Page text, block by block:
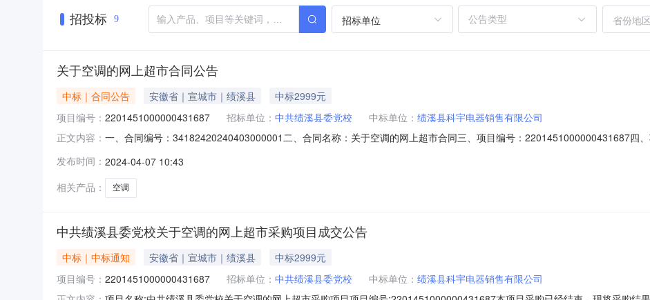
招投标 9 招标单位 省份地区
关于空调的网上超市合同公告
中标｜合同公告 安徽省｜宣城市｜绩溪县
中标2999元
项目编号： 2201451000000431687 招标单位： 中共绩溪县委党校 中标单位： 绩溪县科宇电器销售有限公司
正文内容： 一、合同编号：34182420240403000001二、合同名称：关于空调的网上超市合同三、项目编号：2201451000000431687四
县安徽省宣城市绩溪县华阳镇龙川大道5号楼20号联系方式：13605637576六、合同主体信息1.主要标的信息：主要标的名称：
发布时间： 2024-04-07 10:43
相关产品：
空调
中共绩溪县委党校关于空调的网上超市采购项目成交公告
中标｜中标通知 安徽省｜宣城市｜绩溪县
中标2999元
项目编号： 2201451000000431687 招标单位： 中共绩溪县委党校 中标单位： 绩溪县科宇电器销售有限公司